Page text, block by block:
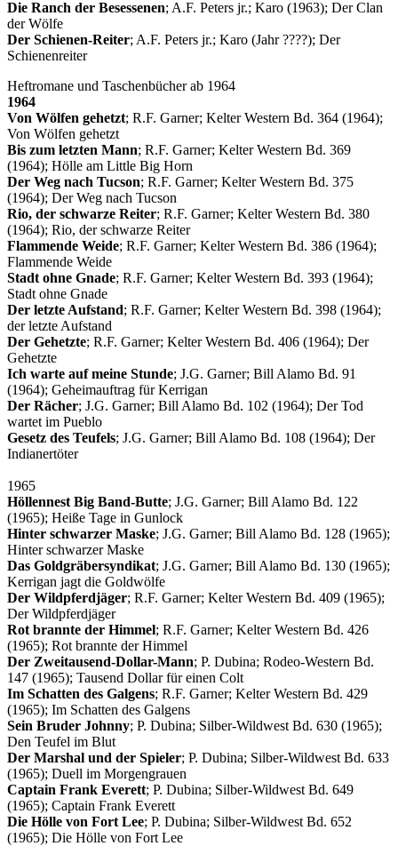
Die Ranch der Besessenen; A.F. Peters jr.; Karo (1963); Der Clan
der Wölfe
Der Schienen-Reiter; A.F. Peters jr.; Karo (Jahr ????); Der
Schienenreiter
Heftromane und Taschenbücher ab 1964
1964
Von Wölfen gehetzt; R.F. Garner; Kelter Western Bd. 364 (1964);
Von Wölfen gehetzt
Bis zum letzten Mann; R.F. Garner; Kelter Western Bd. 369
(1964); Hölle am Little Big Horn
Der Weg nach Tucson; R.F. Garner; Kelter Western Bd. 375
(1964); Der Weg nach Tucson
Rio, der schwarze Reiter; R.F. Garner; Kelter Western Bd. 380
(1964); Rio, der schwarze Reiter
Flammende Weide; R.F. Garner; Kelter Western Bd. 386 (1964);
Flammende Weide
Stadt ohne Gnade; R.F. Garner; Kelter Western Bd. 393 (1964);
Stadt ohne Gnade
Der letzte Aufstand; R.F. Garner; Kelter Western Bd. 398 (1964);
der letzte Aufstand
Der Gehetzte; R.F. Garner; Kelter Western Bd. 406 (1964); Der
Gehetzte
Ich warte auf meine Stunde; J.G. Garner; Bill Alamo Bd. 91
(1964); Geheimauftrag für Kerrigan
Der Rächer; J.G. Garner; Bill Alamo Bd. 102 (1964); Der Tod
wartet im Pueblo
Gesetz des Teufels; J.G. Garner; Bill Alamo Bd. 108 (1964); Der
Indianertöter
1965
Höllennest Big Band-Butte; J.G. Garner; Bill Alamo Bd. 122
(1965); Heiße Tage in Gunlock
Hinter schwarzer Maske; J.G. Garner; Bill Alamo Bd. 128 (1965);
Hinter schwarzer Maske
Das Goldgräbersyndikat; J.G. Garner; Bill Alamo Bd. 130 (1965);
Kerrigan jagt die Goldwölfe
Der Wildpferdjäger; R.F. Garner; Kelter Western Bd. 409 (1965);
Der Wildpferdjäger
Rot brannte der Himmel; R.F. Garner; Kelter Western Bd. 426
(1965); Rot brannte der Himmel
Der Zweitausend-Dollar-Mann; P. Dubina; Rodeo-Western Bd.
147 (1965); Tausend Dollar für einen Colt
Im Schatten des Galgens; R.F. Garner; Kelter Western Bd. 429
(1965); Im Schatten des Galgens
Sein Bruder Johnny; P. Dubina; Silber-Wildwest Bd. 630 (1965);
Den Teufel im Blut
Der Marshal und der Spieler; P. Dubina; Silber-Wildwest Bd. 633
(1965); Duell im Morgengrauen
Captain Frank Everett; P. Dubina; Silber-Wildwest Bd. 649
(1965); Captain Frank Everett
Die Hölle von Fort Lee; P. Dubina; Silber-Wildwest Bd. 652
(1965); Die Hölle von Fort Lee